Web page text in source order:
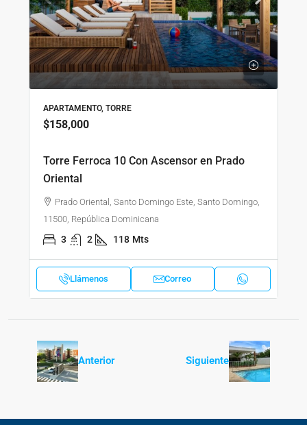
APARTAMENTO, TORRE
$158,000
Torre Ferroca 10 Con Ascensor en Prado
Oriental
Prado Oriental, Santo Domingo Este, Santo Domingo,
11500, República Dominicana
3 2 118 Mts
Llámenos Correo
Anterior Siguiente